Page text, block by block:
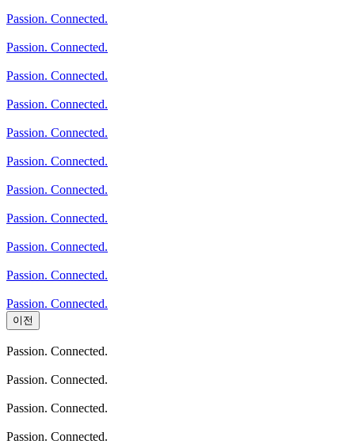
Passion. Connected.
Passion. Connected.
Passion. Connected.
Passion. Connected.
Passion. Connected.
Passion. Connected.
Passion. Connected.
Passion. Connected.
Passion. Connected.
Passion. Connected.
Passion. Connected.
이전
Passion. Connected.
Passion. Connected.
Passion. Connected.
Passion. Connected.